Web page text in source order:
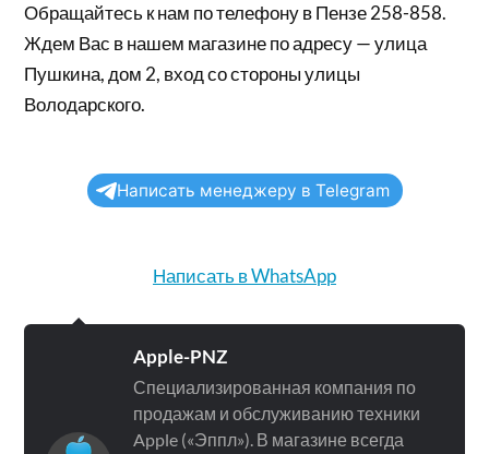
Обращайтесь к нам по телефону в Пензе 258-858.
Ждем Вас в нашем магазине по адресу — улица
Пушкина, дом 2, вход со стороны улицы
Володарского.
Написать менеджеру в Telegram
Написать в WhatsApp
Apple-PNZ
Специализированная компания по
продажам и обслуживанию техники
Apple («Эппл»). В магазине всегда